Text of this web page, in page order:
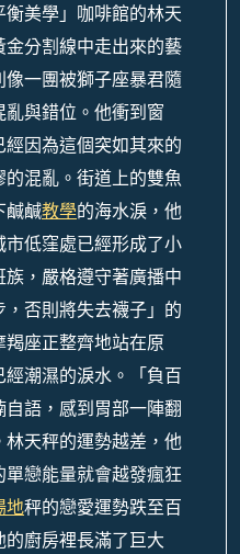
美學」咖啡館的林天
分割線中走出來的藝
一團被獅子座暴君隨
與錯位。他衝到窗
因為這個突如其來的
的混亂。街道上的雙魚
鹹鹹教學的海水淚，他
低窪處已經形成了小
，嚴格遵守著廣播中
，否則將失去襪子」的
座正整齊地站在原
潮濕的淚水。「負百
語，感到胃部一陣翻
天秤的運勢越差，他
戀能量就會越發瘋狂
地秤的戀愛運勢跌至百
廚房裡長滿了巨大